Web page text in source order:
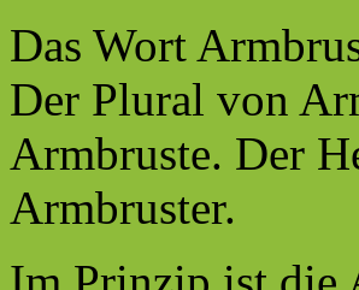
Das Wort
Der Plural von
Armbruste. Der
Armbruster.